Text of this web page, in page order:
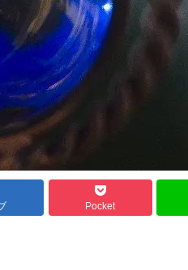
Pocket